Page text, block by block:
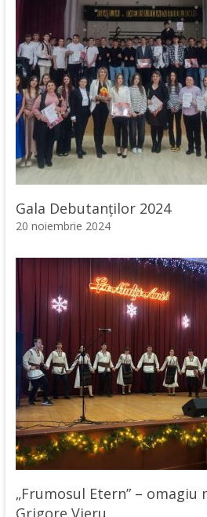
Gala Debutanților 2024
20 noiembrie 2024
„Frumosul Etern” – omagiu
Grigore Vieru